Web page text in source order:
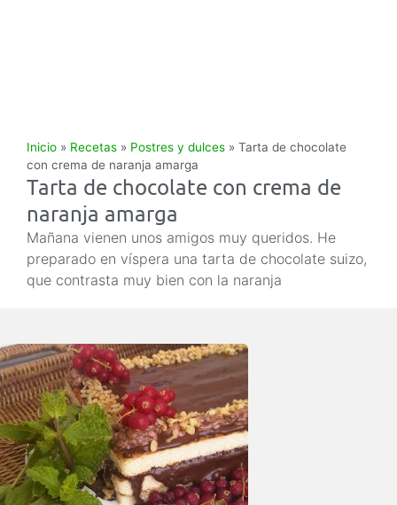
Inicio » Recetas » Postres y dulces » Tarta de chocolate
con crema de naranja amarga
Tarta de chocolate con crema de
naranja amarga
Mañana vienen unos amigos muy queridos. He
preparado en víspera una tarta de chocolate suizo,
que contrasta muy bien con la naranja